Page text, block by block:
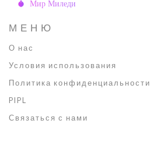
МЕНЮ
О нас
Условия использования
Политика конфиденциальности
PIPL
Связаться с нами